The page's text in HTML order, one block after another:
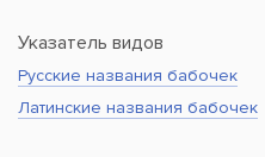
Указатель видов
Русские названия бабочек
Латинские названия бабочек